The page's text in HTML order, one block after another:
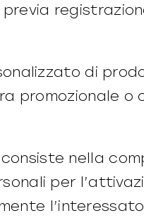
di
promozionale
nella
per